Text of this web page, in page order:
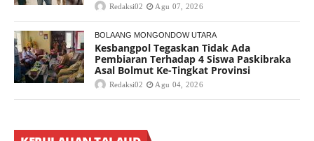
Redaksi02 Agu 07, 2026
BOLAANG MONGONDOW UTARA
Kesbangpol Tegaskan Tidak Ada
Pembiaran Terhadap 4 Siswa Paskibraka
Asal Bolmut Ke-Tingkat Provinsi
Redaksi02 Agu 04, 2026